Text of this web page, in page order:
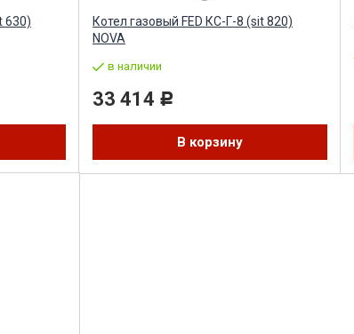
630)
Котел газовый FED КС-Г-8 (sit 820)
NOVA
в наличии
33 414 Р
В корзину